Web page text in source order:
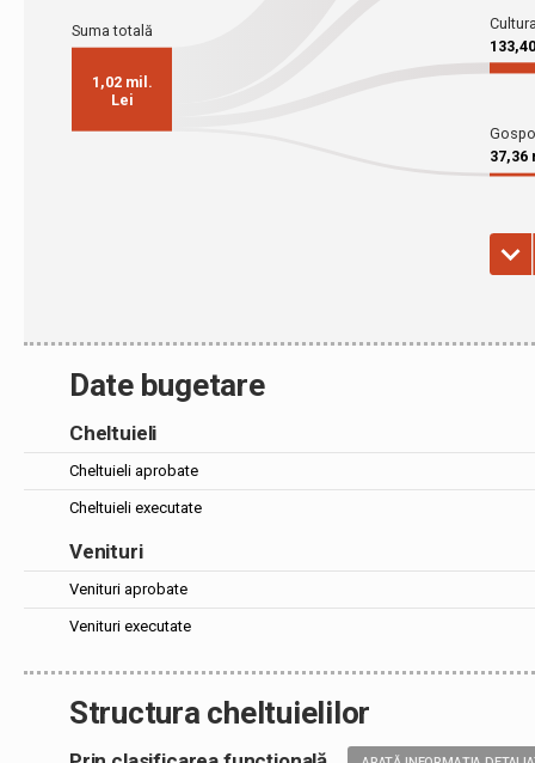
Date bugetare
Cheltuieli
Cheltuieli aprobate
Cheltuieli executate
Venituri
Venituri aprobate
Venituri executate
Structura cheltuielilor